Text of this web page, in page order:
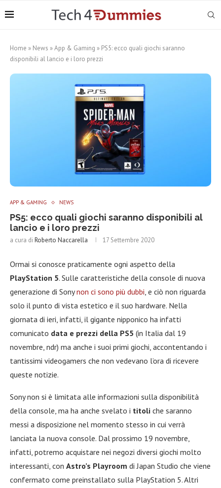
Home » News »App & Gaming » PS5: ecco quali giochi saranno
disponibili al lancio e i loro prezzi
APP & GAMING NEWS
PS5: ecco quali giochi saranno disponibili al
lancio e i loro prezzi
a cura di Roberto Naccarella 17 Settembre 2020
Ormai si conosce praticamente ogni aspetto della
PlayStation 5. Sulle caratteristiche della console di nuova
generazione di Sonynon ci sono più dubbi, e ciò non riguarda
solo il punto di vista estetico e il suo hardware. Nella
giornata di ieri, infatti, il gigante nipponico ha infatti
comunicato data e prezzi della PS5 (in Italia dal 19
novembre, ndr) ma anche i suoi primi giochi, accontentando i
tantissimi videogamers che non vedevano l’ora di ricevere
queste notizie.
Sony non si è limitata alle informazioni sulla disponibilità
della console, ma ha anche svelato i titoli che saranno
messi a disposizione nel momento stesso in cui verrà
lanciata la nuova console. Dal prossimo 19 novembre,
infatti, potremo acquistare nei negozi diversi giochi molto
interessanti, con Astro’s Playroom di Japan Studio che viene
confermato come preinstallato sulla PlayStation 5. Altri